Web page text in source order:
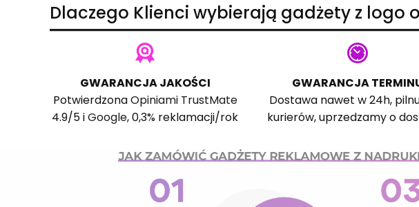
Dlaczego Klienci wybierają gadżety z logo
GWARANCJA JAKOŚCI
PotwierdzonaOpiniami TrustMate
4.9/5 iGoogle, 0,3% reklamacji/rok
GWARANCJA
Dostawa nawet w 24h,
kurierów, uprzedzamy o